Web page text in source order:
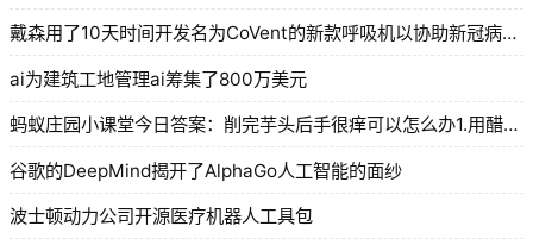
戴森用了10天时间开发名为CoVent的新款呼吸机以协助新冠病人康复
ai为建筑工地管理ai筹集了800万美元
蚂蚁庄园小课堂今日答案：削完芋头后手很痒可以怎么办1.用醋洗手 2.多喝热水
谷歌的DeepMind揭开了AlphaGo人工智能的面纱
波士顿动力公司开源医疗机器人工具包